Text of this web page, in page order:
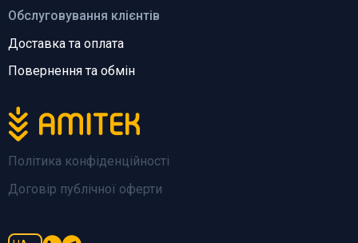
Політика конфіденційності
Договір публічної оферти
Обслуговування клієнтів
Доставка та оплата
Повернення та обмін